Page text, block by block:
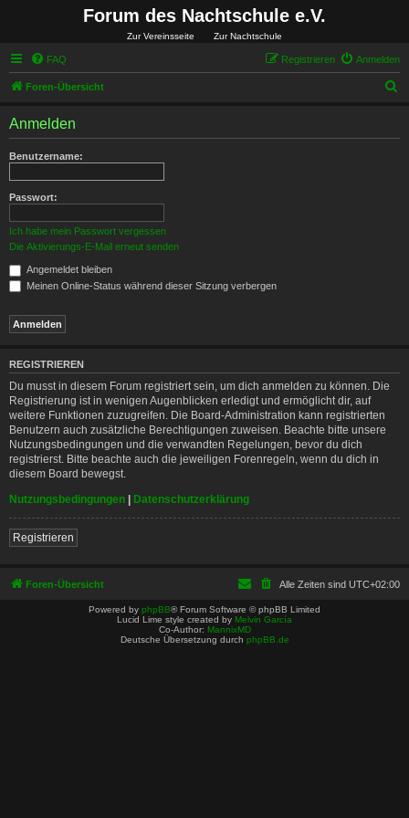
Forum des Nachtschule e.V.
Zur Vereinsseite Zur Nachtschule
FAQ Anmelden
Registrieren
Foren-Übersicht
Anmelden
Benutzername:
Passwort:
Ich habe mein Passwort vergessen
Die Aktivierungs-E-Mail erneut senden
Angemeldet bleiben
Meinen Online-Status während dieser Sitzung verbergen
REGISTRIEREN
Du musst in diesem Forum registriert sein, um dich anmelden zu können. Die
Registrierung ist in wenigen Augenblicken erledigt und ermöglicht dir, auf
weitere Funktionen zuzugreifen. Die Board-Administration kann registrierten
Benutzern auch zusätzliche Berechtigungen zuweisen. Beachte bitte unsere
Nutzungsbedingungen und die verwandten Regelungen, bevor du dich
registrierst. Bitte beachte auch die jeweiligen Forenregeln, wenn du dich in
diesem Board bewegst.
Nutzungsbedingungen | Datenschutzerklärung
Registrieren
Foren-Übersicht Alle Zeiten sind UTC+02:00
Powered by phpBB® Forum Software © phpBB Limited
Lucid Lime style created by Melvin García
Co-Author: MannixMD
Deutsche Übersetzung durch phpBB.de